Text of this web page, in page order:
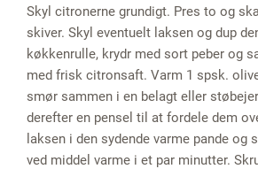
Skyl citronerne grundigt. Pres to og
skiver. Skyl eventuelt laksen og dup
køkkenrulle, krydr med sort peber og
med frisk citronsaft. Varm 1 spsk.
smør sammen i en belagt eller
derefter en pensel til at fordele dem
laksen i den sydende varme pande og
ved middel varme i et par minutter.